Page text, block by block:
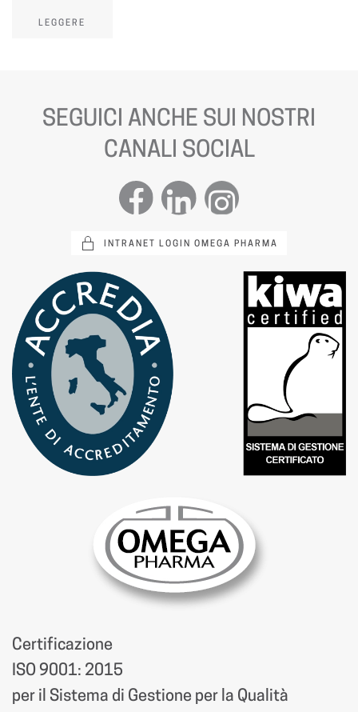
LEGGERE
SEGUICI ANCHE SUI NOSTRI
CANALI SOCIAL
INTRANET LOGIN OMEGA PHARMA
Certificazione
ISO 9001: 2015
per il Sistema di Gestione per la Qualità